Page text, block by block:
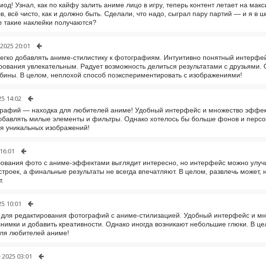
Узнал, как по кайфу залить аниме лицо в игру, теперь контент летает на
всё чисто, как и должно быть. Сделали, что надо, сыграл пару партий — и я в
такие наклейки получаются?
20:01
добавлять аниме-стилистику к фотографиям. Интуитивно понятный
увлекательным. Радует возможность делиться результатами с
В целом, неплохой способ поэкспериментировать с изображениями!
14:02
— находка для любителей аниме! Удобный интерфейс и множество
милые элементы и фильтры. Однако хотелось бы больше фонов и
уникальных изображений!
фото с аниме-эффектами выглядит интересно, но интерфейс можно
а финальные результаты не всегда впечатляют. В целом, развлечь
10:01
редактирования фотографий с аниме-стилизацией. Удобный интерфейс и
и добавить креативности. Однако иногда возникают небольшие глюки. В
любителей аниме!
03:01